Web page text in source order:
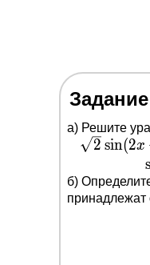
a) Решите
\sqrt{2}
2 sin(2x
б)
принадлежат